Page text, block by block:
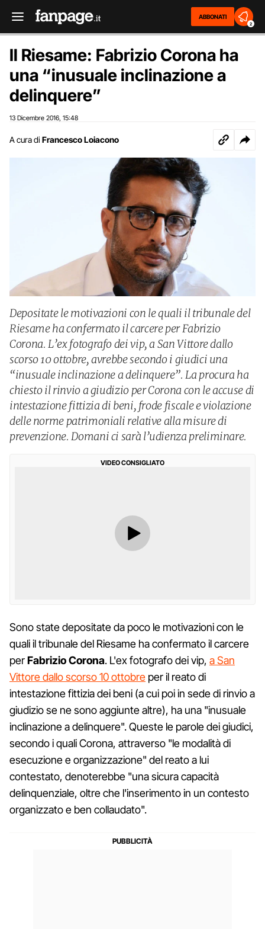
ABBONATI
2
Il Riesame: Fabrizio Corona ha
una “inusuale inclinazione a
delinquere”
13 Dicembre 2016 15:48
A cura di Francesco Loiacono
Depositate le motivazioni con le quali il tribunale del
Riesame ha confermato il carcere per Fabrizio
Corona. L’ex fotografo dei vip, a San Vittore dallo
scorso 10 ottobre, avrebbe secondo i giudici una
“inusuale inclinazione a delinquere”. La procura ha
chiesto il rinvio a giudizio per Corona con le accuse di
intestazione fittizia di beni, frode fiscale e violazione
delle norme patrimoniali relative alla misure di
prevenzione. Domani ci sarà l’udienza preliminare.
VIDEO CONSIGLIATO
Sono state depositate da poco le motivazioni con le
quali il tribunale del Riesame ha confermato il carcere
perFabrizio Corona. L'ex fotografo dei vip, a San
Vittore dallo scorso 10 ottobre per il reato di
intestazione fittizia dei beni (a cui poi in sede di rinvio a
giudizio se ne sono aggiunte altre), ha una "inusuale
inclinazione a delinquere". Queste le parole dei giudici,
secondo i quali Corona, attraverso "le modalità di
esecuzione e organizzazione" del reato a lui
contestato, denoterebbe "una sicura capacità
delinquenziale, oltre che l'inserimento in un contesto
organizzato e ben collaudato".